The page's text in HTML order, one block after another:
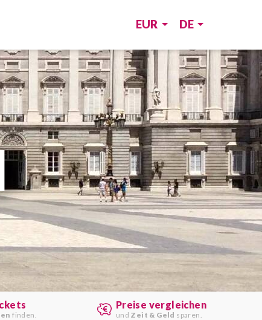
EUR DE
finden.
Preise vergleichen
und Zeit & Geld sparen.